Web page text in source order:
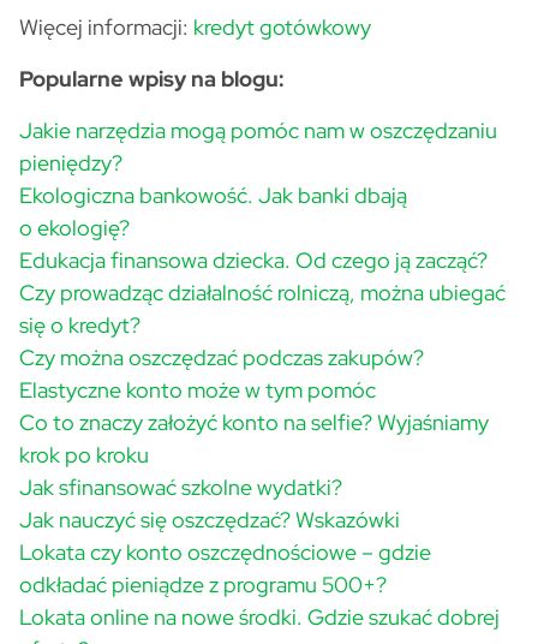
Więcej informacji: kredyt gotówkowy
Popularne wpisy na blogu:
Jakie narzędzia mogą pomóc nam w oszczędzaniu
pieniędzy?
Ekologiczna bankowość. Jak banki dbają
o ekologię?
Edukacja finansowa dziecka. Od czego ją zacząć?
Czy prowadząc działalność rolniczą, można ubiegać
się o kredyt?
Czy można oszczędzać podczas zakupów?
Elastyczne konto może w tym pomóc
Co to znaczy założyć konto na selfie? Wyjaśniamy
krok po kroku
Jak sfinansować szkolne wydatki?
Jak nauczyć się oszczędzać? Wskazówki
Lokata czy konto oszczędnościowe – gdzie
odkładać pieniądze z programu 500+?
Lokata online na nowe środki. Gdzie szukać dobrej